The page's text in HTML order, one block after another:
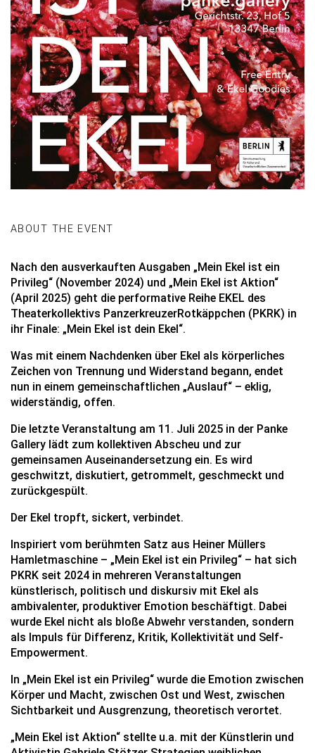
ABOUT THE EVENT
Nach den ausverkauften Ausgaben „Mein Ekel ist ein
Privileg“ (November 2024) und „Mein Ekel ist Aktion“
(April 2025) geht die performative Reihe EKEL des
Theaterkollektivs PanzerkreuzerRotkäppchen (PKRK) in
ihr Finale: „Mein Ekel ist dein Ekel“.
Was mit einem Nachdenken über Ekel als körperliches
Zeichen von Trennung und Widerstand begann, endet
nun in einem gemeinschaftlichen „Auslauf“ – eklig,
widerständig, offen.
Die letzte Veranstaltung am 11. Juli 2025 in der Panke
Gallery lädt zum kollektiven Abscheu und zur
gemeinsamen Auseinandersetzung ein. Es wird
geschwitzt, diskutiert, getrommelt, geschmeckt und
zurückgespült.
Der Ekel tropft, sickert, verbindet.
Inspiriert vom berühmten Satz aus Heiner Müllers
Hamletmaschine – „Mein Ekel ist ein Privileg“ – hat sich
PKRK seit 2024 in mehreren Veranstaltungen
künstlerisch, politisch und diskursiv mit Ekel als
ambivalenter, produktiver Emotion beschäftigt. Dabei
wurde Ekel nicht als bloße Abwehr verstanden, sondern
als Impuls für Differenz, Kritik, Kollektivität und Self-
Empowerment.
In „Mein Ekel ist ein Privileg“ wurde die Emotion zwischen
Körper und Macht, zwischen Ost und West, zwischen
Sichtbarkeit und Ausgrenzung, theoretisch verortet.
„Mein Ekel ist Aktion“ stellte u.a. mit der Künstlerin und